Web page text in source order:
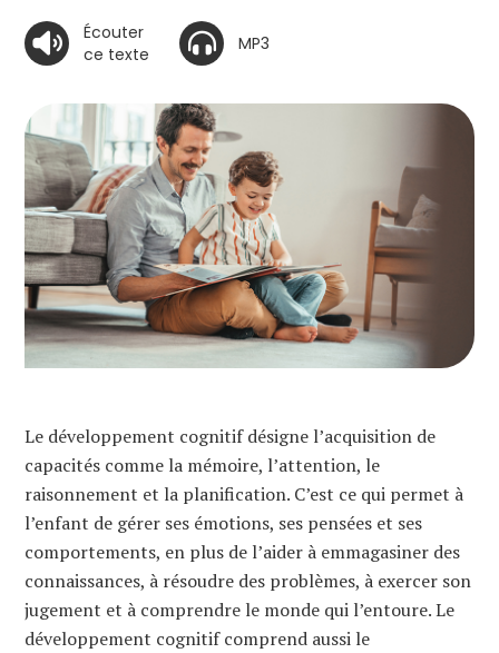
Écouter
ce texte
MP3
Le développement cognitif désigne l’acquisition de
capacités comme la mémoire, l’attention, le
raisonnement et la planification. C’est ce qui permet à
l’enfant de gérer ses émotions, ses pensées et ses
comportements, en plus de l’aider à emmagasiner des
connaissances, à résoudre des problèmes, à exercer son
jugement et à comprendre le monde qui l’entoure. Le
développement cognitif comprend aussi le